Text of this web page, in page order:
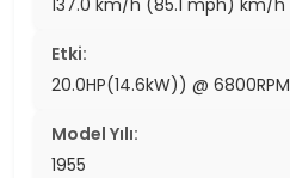
Etki:
20.0HP(14.6kW)) @ 6800RPM
Model Yılı:
1955